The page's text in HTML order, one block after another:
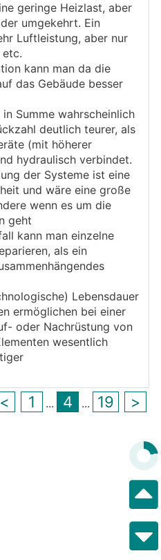
mich sehr
geringe Heizlast, aber
umgekehrt. Ein
Luftleistung, aber nur
kann man da die
das Gebäude besser
Summe wahrscheinlich
deutlich teurer, als
(mit höherer
hydraulisch verbindet.
der Systeme ist eine
und wäre eine große
wenn es um die
geht
kann man einzelne
als ein
Lebensdauer
ermöglichen bei einer
oder Nachrüstung von
wesentlich
< 1 ... 4 ... 19 >